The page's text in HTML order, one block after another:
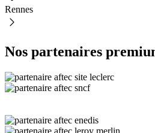
Rennes
Nos partenaires